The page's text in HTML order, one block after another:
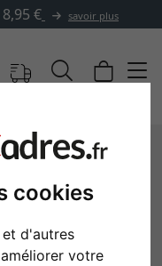
cookies
d'autres
votre
8,95 € savoir plus